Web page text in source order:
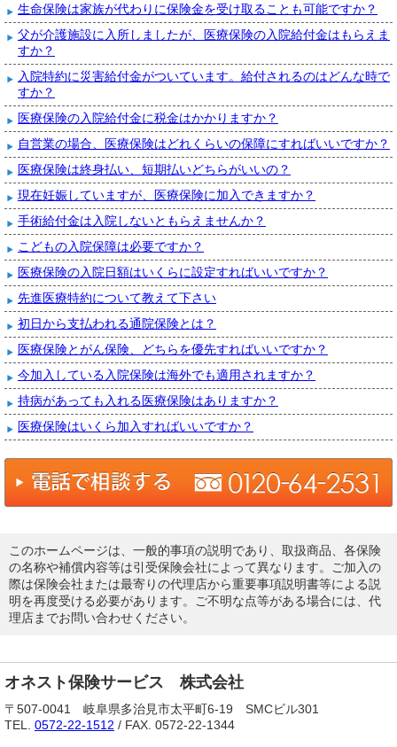
生命保険は家族が代わりに保険金を受け取ることも可能ですか？
父が介護施設に入所しましたが、医療保険の入院給付金はもらえま
すか？
入院特約に災害給付金がついています。給付されるのはどんな時で
すか？
医療保険の入院給付金に税金はかかりますか？
自営業の場合、医療保険はどれくらいの保障にすればいいですか？
医療保険は終身払い、短期払いどちらがいいの？
現在妊娠していますが、医療保険に加入できますか？
手術給付金は入院しないともらえませんか？
こどもの入院保障は必要ですか？
医療保険の入院日額はいくらに設定すればいいですか？
先進医療特約について教えて下さい
初日から支払われる通院保険とは？
医療保険とがん保険、どちらを優先すればいいですか？
今加入している入院保険は海外でも適用されますか？
持病があっても入れる医療保険はありますか？
医療保険はいくら加入すればいいですか？
このホームページは、一般的事項の説明であり、取扱商品、各保険
の名称や補償内容等は引受保険会社によって異なります。ご加入の
際は保険会社または最寄りの代理店から重要事項説明書等による説
明を再度受ける必要があります。ご不明な点等がある場合には、代
理店までお問い合わせください。
オネスト保険サービス 株式会社
〒507-0041 岐阜県多治見市太平町6-19 SMCビル301
TEL. 0572-22-1512 / FAX. 0572-22-1344